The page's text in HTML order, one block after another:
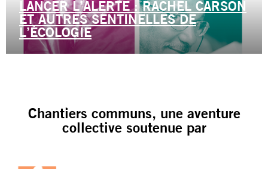
LANCER L’ALERTE : RACHEL CARSON
ET AUTRES SENTINELLES DE
L’ÉCOLOGIE
Chantiers communs, une aventure
collective soutenue par